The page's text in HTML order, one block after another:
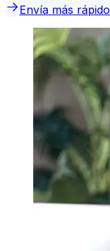
Envía más rápido